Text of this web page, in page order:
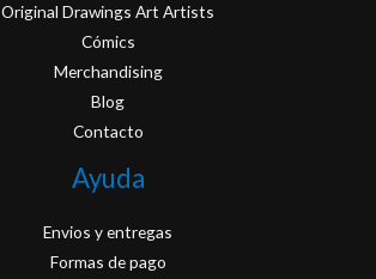
Original Drawings Art Artists
Cómics
Merchandising
Blog
Contacto
Ayuda
Envios y entregas
Formas de pago